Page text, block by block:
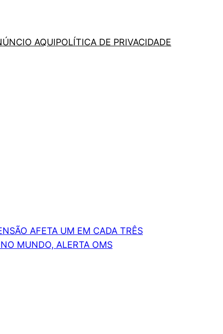
AQUIPOLÍTICA DE PRIVACIDADE